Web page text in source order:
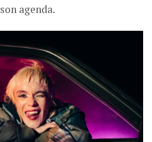
agenda.